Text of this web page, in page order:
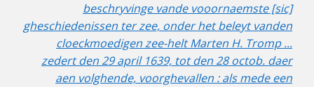
beschryvinge vande vooornaemste [sic]
gheschiedenissen ter zee, onder het beleyt vanden
cloeckmoedigen zee-helt Marten H. Tromp ...
zedert den 29 april 1639, tot den 28 octob. daer
aen volghende, voorghevallen : als mede een